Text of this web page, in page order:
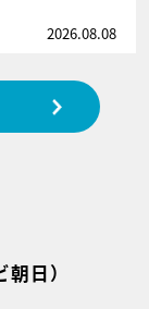
2026.08.08
朝日）